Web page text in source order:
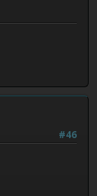
#46